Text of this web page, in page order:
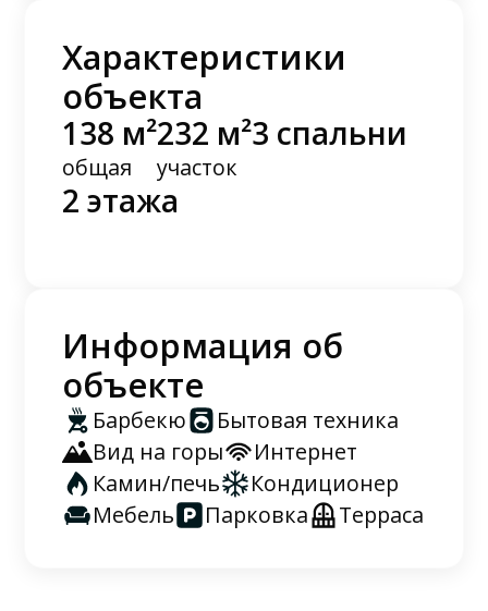
Характеристики
объекта
138 м²
общая
232 м²
участок
3 спальни
2 этажа
Информация об
объекте
Барбекю
Бытовая техника
Вид на горы
Интернет
Камин/печь
Кондиционер
Мебель
Парковка Терраса